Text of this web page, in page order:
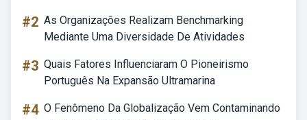
#2 As Organizações Realizam Benchmarking
Mediante Uma Diversidade De Atividades
#3 Quais Fatores Influenciaram O Pioneirismo
Português Na Expansão Ultramarina
#4 O Fenômeno Da Globalização Vem Contaminando